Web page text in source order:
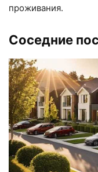
проживания.
Соседние